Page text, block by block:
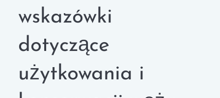
wskazówki
dotyczące
użytkowania i